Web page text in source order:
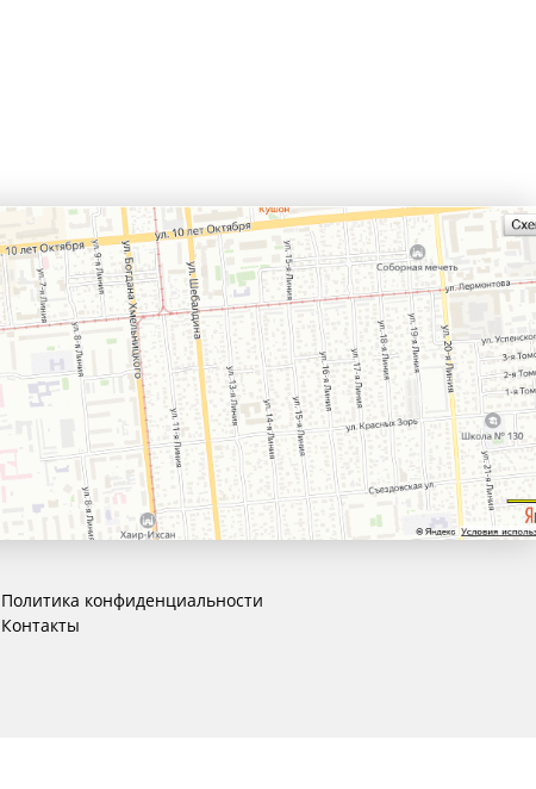
Политика конфиденциальности
Контакты